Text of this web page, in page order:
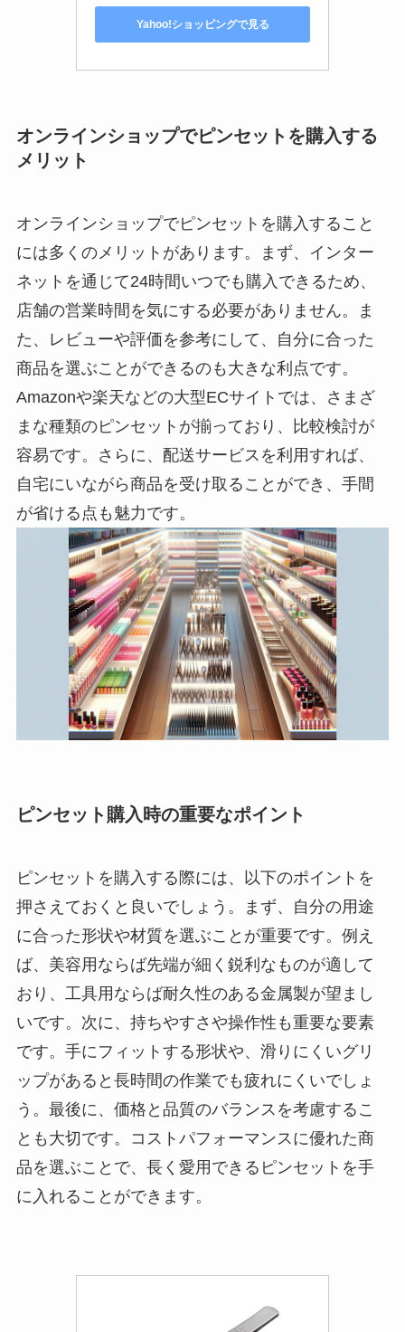
Yahoo!ショッピングで見る
オンラインショップでピンセットを購入する
メリット
オンラインショップでピンセットを購入すること
には多くのメリットがあります。まず、インター
ネットを通じて24時間いつでも購入できるため、
店舗の営業時間を気にする必要がありません。ま
た、レビューや評価を参考にして、自分に合った
商品を選ぶことができるのも大きな利点です。
Amazonや楽天などの大型ECサイトでは、さまざ
まな種類のピンセットが揃っており、比較検討が
容易です。さらに、配送サービスを利用すれば、
自宅にいながら商品を受け取ることができ、手間
が省ける点も魅力です。
ピンセット購入時の重要なポイント
ピンセットを購入する際には、以下のポイントを
押さえておくと良いでしょう。まず、自分の用途
に合った形状や材質を選ぶことが重要です。例え
ば、美容用ならば先端が細く鋭利なものが適して
おり、工具用ならば耐久性のある金属製が望まし
いです。次に、持ちやすさや操作性も重要な要素
です。手にフィットする形状や、滑りにくいグリ
ップがあると長時間の作業でも疲れにくいでしょ
う。最後に、価格と品質のバランスを考慮するこ
とも大切です。コストパフォーマンスに優れた商
品を選ぶことで、長く愛用できるピンセットを手
に入れることができます。